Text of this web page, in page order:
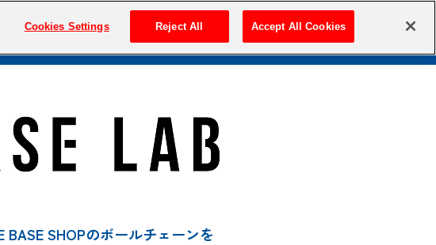
LUCKY PORTACCESS Q&A 入店予約方法 EN
BASE SHOPのボールチェーンを
Cookies Settings Reject All Accept All Cookies